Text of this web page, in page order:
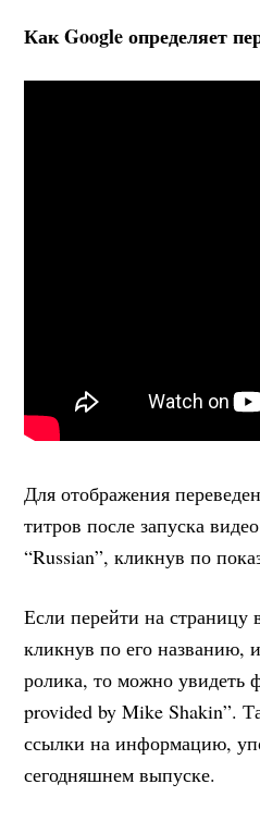
Как Google определяет
Для отображения
титров после запуска
“Russian”, кликнув по
Если перейти на страницу
кликнув по его названию,
ролика, то можно увидеть
provided by Mike Shakin”.
ссылки на информацию,
сегодняшнем выпуске.